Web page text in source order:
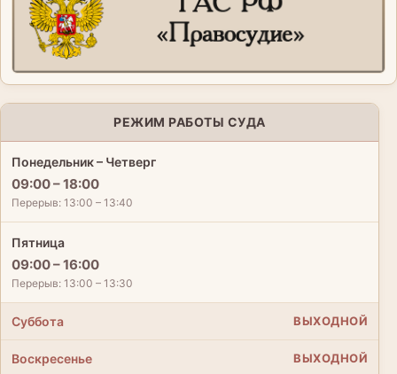
РЕЖИМ РАБОТЫ СУДА
Понедельник – Четверг
09:00 – 18:00
Перерыв: 13:00 – 13:40
Пятница
09:00 – 16:00
Перерыв: 13:00 – 13:30
Суббота ВЫХОДНОЙ
Воскресенье ВЫХОДНОЙ